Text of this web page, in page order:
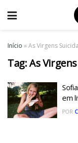
Início »As Virgens
Tag:As
em
POR